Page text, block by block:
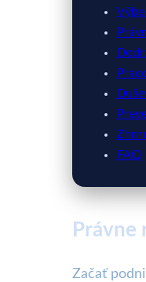
FAQ
Právne
Začať